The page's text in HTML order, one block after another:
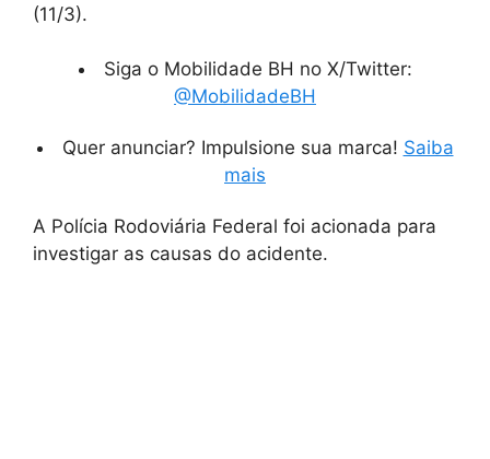
(11/3).
Siga o Mobilidade BH no X/Twitter:
@MobilidadeBH
Quer anunciar? Impulsione sua marca! Saiba
mais
A Polícia Rodoviária Federal foi acionada para
investigar as causas do acidente.